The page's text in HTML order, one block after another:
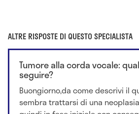
ALTRE RISPOSTE DI QUESTO SPECIALISTA
Tumore alla corda vocale:
seguire?
Buongiorno,da come descrivi il
sembra trattarsi di una